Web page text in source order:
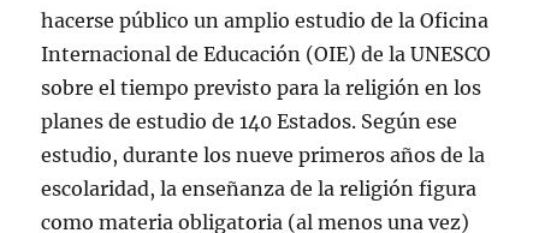
hacerse público un amplio estudio de la Oficina
Internacional de Educación (OIE) de la UNESCO
sobre el tiempo previsto para la religión en los
planes de estudio de 140 Estados. Según ese
estudio, durante los nueve primeros años de la
escolaridad, la enseñanza de la religión figura
como materia obligatoria (al menos una vez)